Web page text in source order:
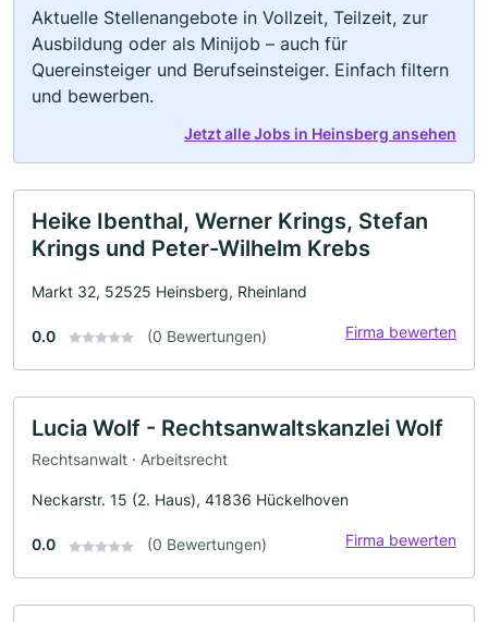
Aktuelle Stellenangebote in Vollzeit, Teilzeit, zur
Ausbildung oder als Minijob – auch für
Quereinsteiger und Berufseinsteiger. Einfach filtern
und bewerben.
Jetzt alle Jobs in Heinsberg ansehen
Heike Ibenthal, Werner Krings, Stefan
Krings und Peter-Wilhelm Krebs
Markt 32, 52525 Heinsberg, Rheinland
0.0 (0 Bewertungen) Firma bewerten
Lucia Wolf - Rechtsanwaltskanzlei Wolf
Rechtsanwalt · Arbeitsrecht
Neckarstr. 15 (2. Haus), 41836 Hückelhoven
0.0 (0 Bewertungen) Firma bewerten